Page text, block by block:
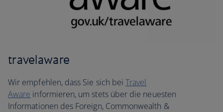
travelaware
Wir empfehlen, dass Sie sich beiTravel
Aware informieren, um stets über die neuesten
Informationen des Foreign, Commonwealth &